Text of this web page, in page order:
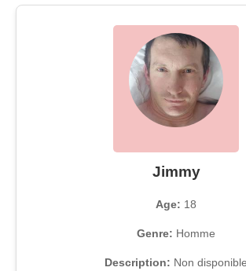
Jimmy
Age: 18
Genre: Homme
Description: Non disponible